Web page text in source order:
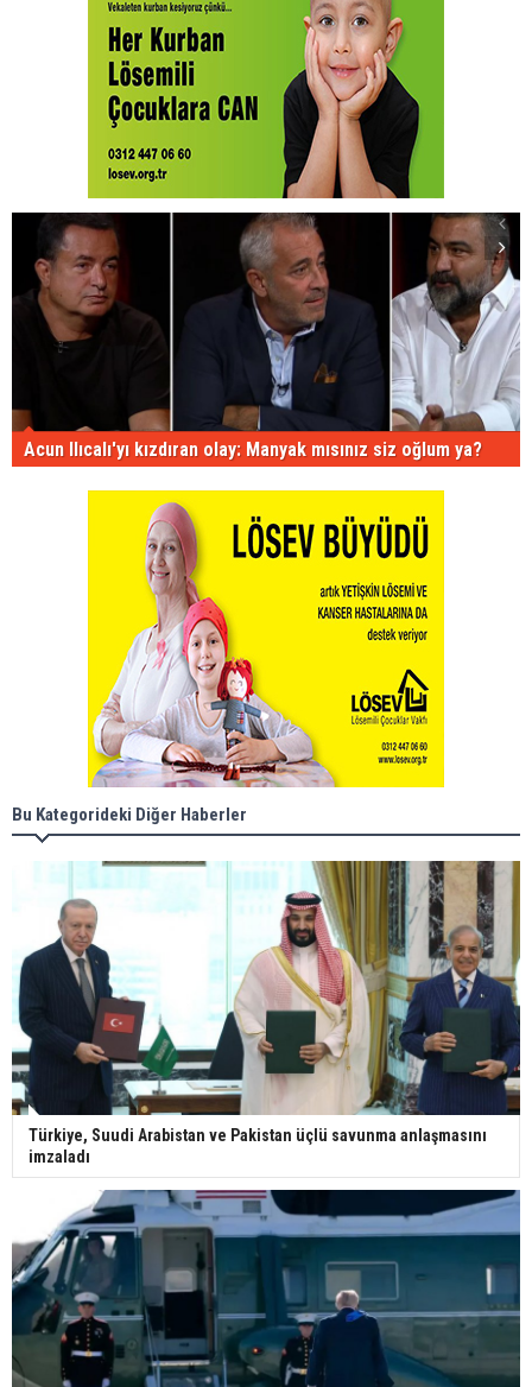
Acun Ilıcalı'yı kızdıran olay: Manyak mısınız siz oğlum ya?
Bu Kategorideki Diğer Haberler
Türkiye, Suudi Arabistan ve Pakistan üçlü savunma anlaşmasını
imzaladı